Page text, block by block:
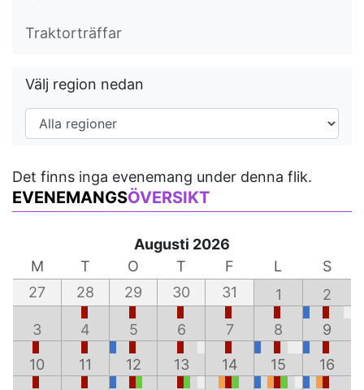
Traktorträffar
Välj region nedan
Det finns inga evenemang under denna flik.
EVENEMANGSÖVERSIKT
Augusti 2026
M
T O T F L
S
27
28 29 30 31 1 2
3 4 5 6 7 8 9
10 11 12 13 14 15 16